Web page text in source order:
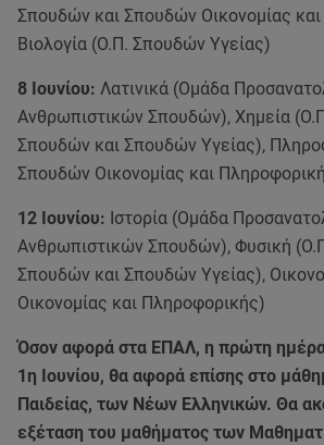
Σπουδών και Σπουδών Οικονομίας
Βιολογία (Ο.Π. Σπουδών Υγείας)
8 Ιουνίου: Λατινικά (Ομάδα
Ανθρωπιστικών Σπουδών), Χημεία
Σπουδών και Σπουδών Υγείας),
Σπουδών Οικονομίας και
12 Ιουνίου: Ιστορία (Ομάδα
Ανθρωπιστικών Σπουδών), Φυσική
Σπουδών και Σπουδών Υγείας),
Οικονομίας και Πληροφορικής)
Όσον αφορά στα ΕΠΑΛ, η πρώτη
1η Ιουνίου, θα αφορά επίσης στο
Παιδείας, των Νέων Ελληνικών. Θα
εξέταση του μαθήματος των